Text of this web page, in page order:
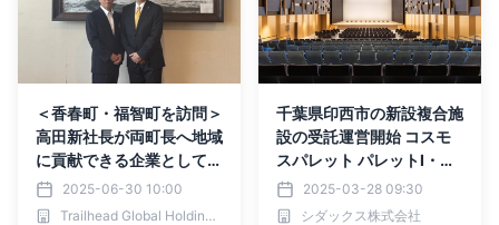
＜香春町・福智町を訪問＞
高田新社長が両町長へ地域
に貢献できる企業として
相互に連携を図ることを改
めて表明
2025-06-30 10:00
Trailhead Global Holdings株式会社
千葉県印西市の新設複合施
設の受託運営開始 コスモ
スパレット パレットⅠ・パ
レットⅡ2025-03-28 09:30
シダックス株式会社